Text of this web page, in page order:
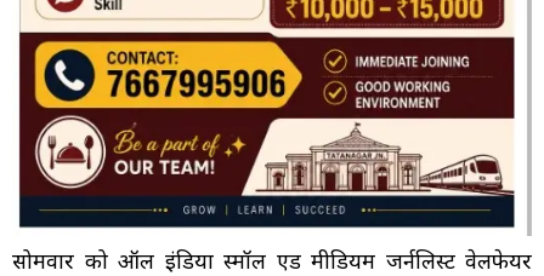
सोमवार को ऑल इंडिया स्मॉल एंड मीडियम जर्नलिस्ट वेलफेयर